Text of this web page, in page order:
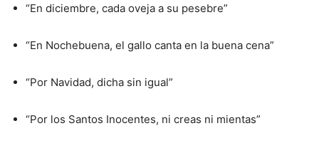
“En diciembre, cada oveja a su pesebre”
“En Nochebuena, el gallo canta en la buena cena”
“Por Navidad, dicha sin igual”
“Por los Santos Inocentes, ni creas ni mientas”